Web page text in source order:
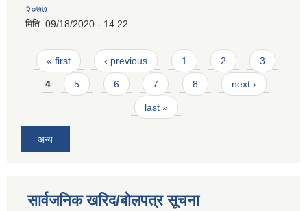
२०७७
मिति: 09/18/2020 - 14:22
Pages
« first ‹ previous 1 2 3
4 5 6 7 8 next ›
last »
अन्य
सार्वजनिक खरिद/बोलपत्र सूचना